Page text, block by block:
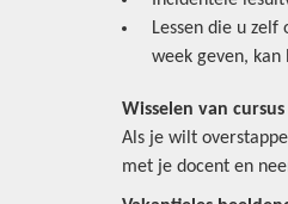
Lessen die u
week geven,
Wisselen van
Als je wilt
met je docent en